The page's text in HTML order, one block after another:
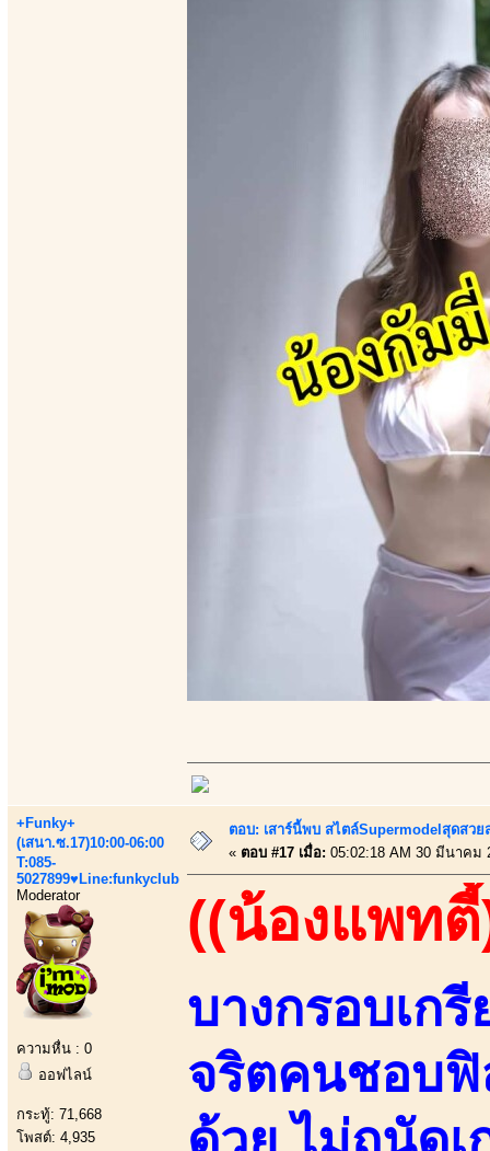
+Funky+
(เสนา.ซ.17)10:00-06:00
T:085-
5027899♥Line:funkyclub
Moderator
ความหื่น : 0
ออฟไลน์
กระทู้: 71,668
โพสต์: 4,935
ตอบ: เสาร์นี้พบ สไตล์Supermodelสุดสว
« ตอบ #17 เมื่อ: 05:02:18 AM 30 มีนาคม
((น้องแพท
บางกรอบเก
จริตคนชอบฟิ